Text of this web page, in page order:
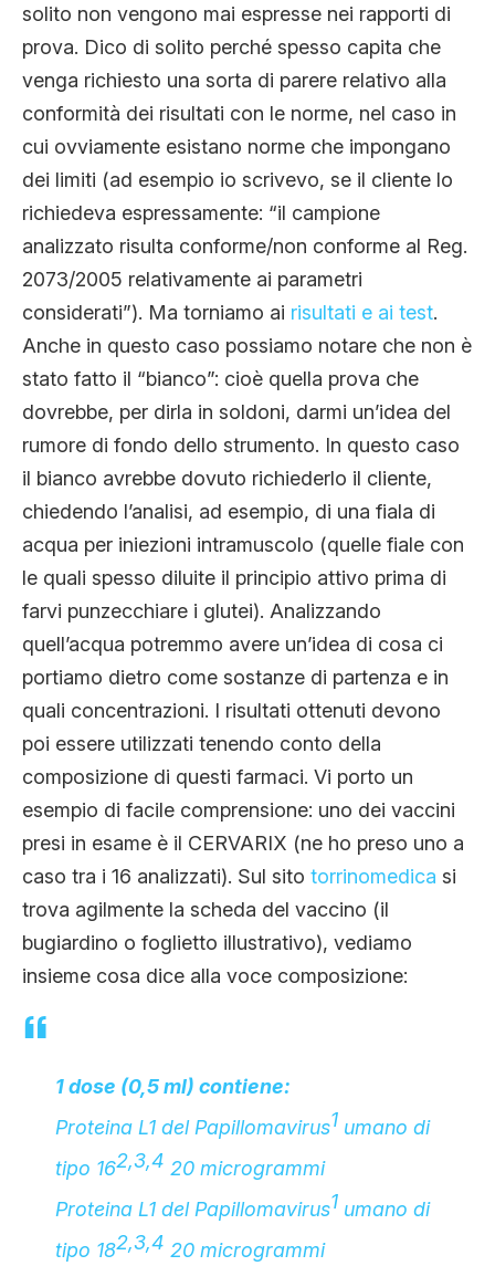
solito non vengono mai espresse nei rapporti di
prova. Dico di solito perché spesso capita che
venga richiesto una sorta di parere relativo alla
conformità dei risultati con le norme, nel caso in
cui ovviamente esistano norme che impongano
dei limiti (ad esempio io scrivevo, se il cliente lo
richiedeva espressamente: “il campione
analizzato risulta conforme/non conforme al Reg.
2073/2005 relativamente ai parametri
considerati”). Ma torniamo ai risultati e ai test.
Anche in questo caso possiamo notare che non è
stato fatto il “bianco”: cioè quella prova che
dovrebbe, per dirla in soldoni, darmi un’idea del
rumore di fondo dello strumento. In questo caso
il bianco avrebbe dovuto richiederlo il cliente,
chiedendo l’analisi, ad esempio, di una fiala di
acqua per iniezioni intramuscolo (quelle fiale con
le quali spesso diluite il principio attivo prima di
farvi punzecchiare i glutei). Analizzando
quell’acqua potremmo avere un’idea di cosa ci
portiamo dietro come sostanze di partenza e in
quali concentrazioni. I risultati ottenuti devono
poi essere utilizzati tenendo conto della
composizione di questi farmaci. Vi porto un
esempio di facile comprensione: uno dei vaccini
presi in esame è il CERVARIX (ne ho preso uno a
caso tra i 16 analizzati). Sul sito torrinomedica si
trova agilmente la scheda del vaccino (il
bugiardino o foglietto illustrativo), vediamo
insieme cosa dice alla voce composizione:
1 dose (0,5 ml) contiene:
Proteina L1 del Papillomavirus1 umano di
tipo 162,3,4 20 microgrammi
Proteina L1 del Papillomavirus1 umano di
tipo 182,3,4 20 microgrammi